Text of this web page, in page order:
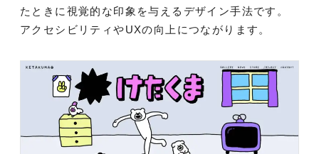
たときに視覚的な印象を与えるデザイン手法です。
アクセシビリティやUXの向上につながります。